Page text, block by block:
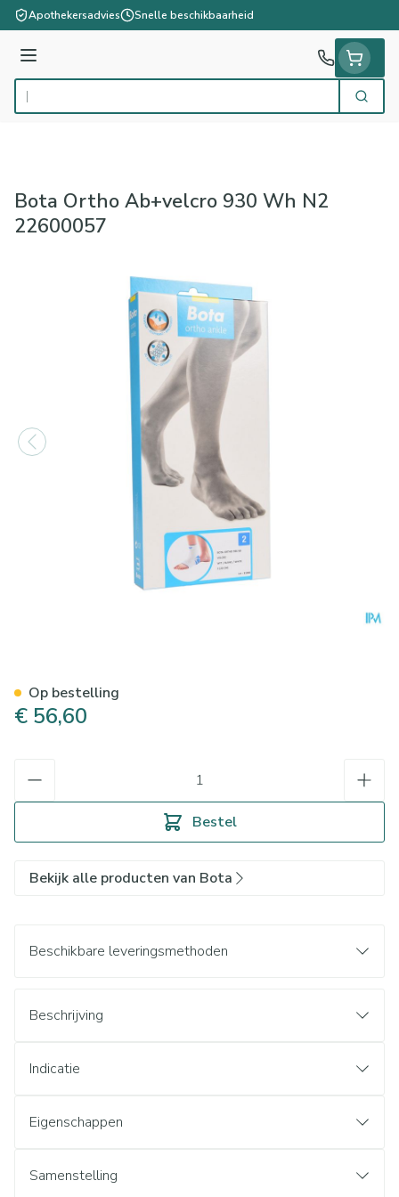
Ga naar de inhoud
Apothekersadvies Snelle beschikbaarheid
Menu
Product, merk, categorie... Zoek
Bota Ortho Ab+velcro 930 Wh N2
22600057
€ 56,60
Bestel
Op bestelling
Bekijk alle producten van Bota
Beschikbare leveringsmethoden
Beschrijving
Indicatie
Eigenschappen
Samenstelling